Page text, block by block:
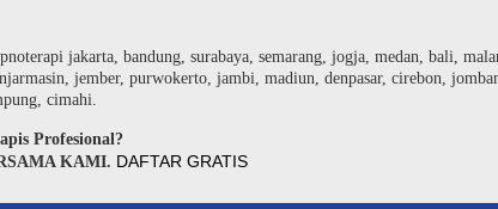
jakarta, bandung, surabaya, semarang, jogja, medan, bali,
jember, purwokerto, jambi, madiun, denpasar, cirebon,
cimahi.
Profesional?
KAMI. DAFTAR GRATIS